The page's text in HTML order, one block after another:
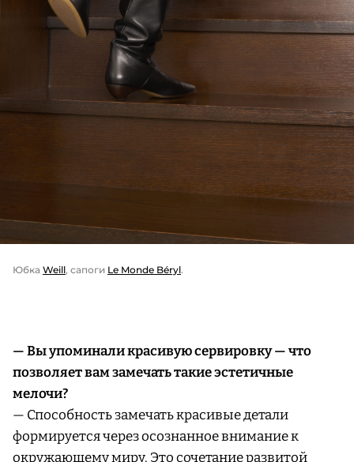
Юбка Weill, сапоги Le Monde Béryl.
— Вы упоминали красивую сервировку — что
позволяет вам замечать такие эстетичные
мелочи?
— Способность замечать красивые детали
формируется через осознанное внимание к
окружающему миру. Это сочетание развитой